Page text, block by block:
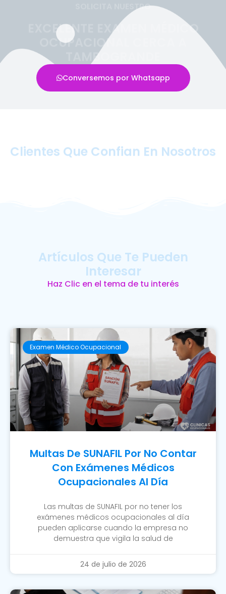
SOLICITA NUESTRO
EXCELENTE EXAMEN MÉDICO
OCUPACIONAL CERCA A
TAMBOGRANDE
Conversemos por Whatsapp
Clientes Que Confian En Nosotros
Artículos Que Te Pueden
Interesar
Haz Clic en el tema de tu interés
Examen Médico Ocupacional
Multas De SUNAFIL Por No Contar
Con Exámenes Médicos
Ocupacionales Al Día
Las multas de SUNAFIL por no tener los
exámenes médicos ocupacionales al día
pueden aplicarse cuando la empresa no
demuestra que vigila la salud de
24 de julio de 2026